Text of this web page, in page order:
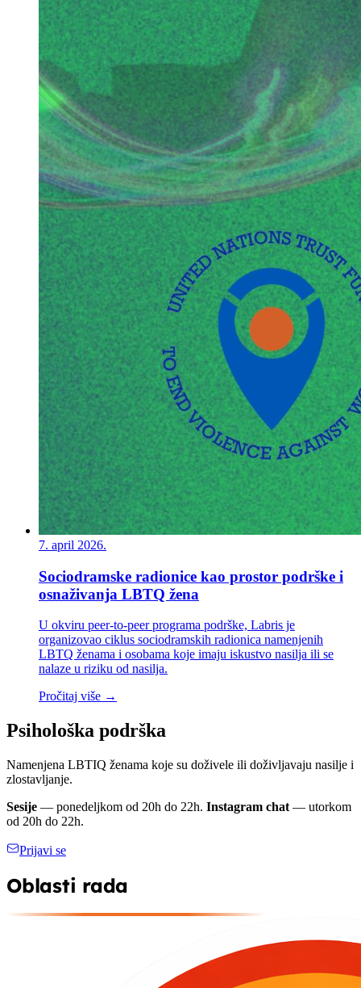
7. april 2026.
Sociodramske radionice kao prostor podrške i
osnaživanja LBTQ žena
U okviru peer-to-peer programa podrške, Labris je
organizovao ciklus sociodramskih radionica namenjenih
LBTQ ženama i osobama koje imaju iskustvo nasilja ili se
nalaze u riziku od nasilja.
Pročitaj više →
Psihološka podrška
Namenjena LBTIQ ženama koje su doživele ili doživljavaju nasilje i
zlostavljanje.
Sesije — ponedeljkom od 20h do 22h. Instagram chat — utorkom
od 20h do 22h.
Prijavi se
Oblasti rada